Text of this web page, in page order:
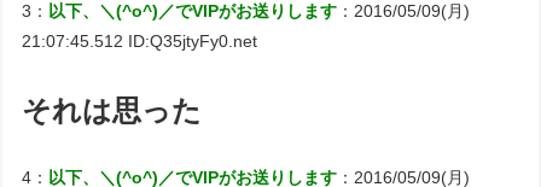
3： 以下、＼(^o^)／でVIPがお送りします ：2016/05/09(月)
21:07:45.512 ID:Q35jtyFy0.net
それは思った
4： 以下、＼(^o^)／でVIPがお送りします ：2016/05/09(月)